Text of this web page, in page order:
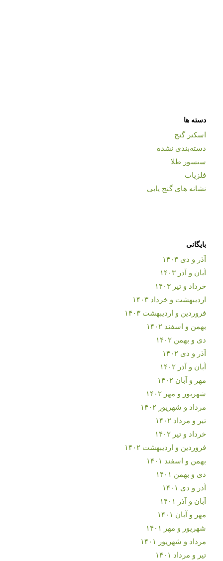
دسته ها
اسکنر گنج
دسته‌بندی نشده
سنسور طلا
فلزیاب
نشانه های گنج یابی
بایگانی
آذر و دی ۱۴۰۳
آبان و آذر ۱۴۰۳
خرداد و تیر ۱۴۰۳
اردیبهشت و خرداد ۱۴۰۳
فروردین و اردیبهشت ۱۴۰۳
بهمن و اسفند ۱۴۰۲
دی و بهمن ۱۴۰۲
آذر و دی ۱۴۰۲
آبان و آذر ۱۴۰۲
مهر و آبان ۱۴۰۲
شهریور و مهر ۱۴۰۲
مرداد و شهریور ۱۴۰۲
تیر و مرداد ۱۴۰۲
خرداد و تیر ۱۴۰۲
فروردین و اردیبهشت ۱۴۰۲
بهمن و اسفند ۱۴۰۱
دی و بهمن ۱۴۰۱
آذر و دی ۱۴۰۱
آبان و آذر ۱۴۰۱
مهر و آبان ۱۴۰۱
شهریور و مهر ۱۴۰۱
مرداد و شهریور ۱۴۰۱
تیر و مرداد ۱۴۰۱